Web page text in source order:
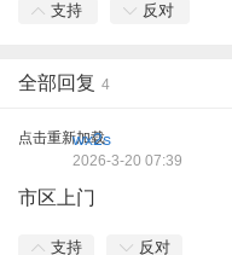
支持 反对
全部回复 4
点击重新加载
wx2s
2026-3-20 07:39
市区上门
支持 反对